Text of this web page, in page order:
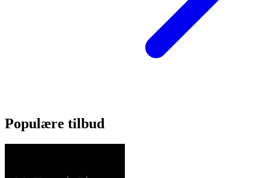
Populære tilbud